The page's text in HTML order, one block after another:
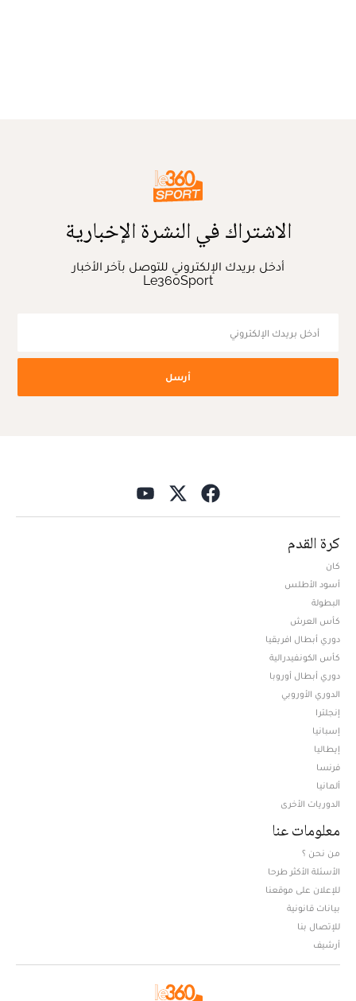
الاشتراك في النشرة الإخبارية
أدخل بريدك الإلكتروني للتوصل بآخر الأخبار
Le360Sport
أرسل
كرة القدم
كان
أسود الأطلس
البطولة
كأس العرش
دوري أبطال افريقيا
كأس الكونفيدرالية
دوري أبطال أوروبا
الدوري الأوروبي
إنجلترا
إسبانيا
إيطاليا
فرنسا
ألمانيا
الدوريات الأخرى
معلومات عنا
من نحن ؟
الأسئلة الأكثر طرحا
للإعلان على موقعنا
بيانات قانونية
للإتصال بنا
أرشيف